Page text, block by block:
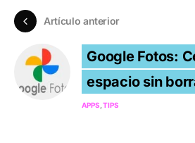
Artículo anterior
Google Fotos:
espacio sin
APPS TIPS